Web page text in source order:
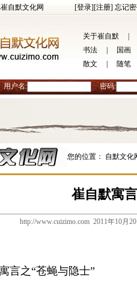
自默文化网 [登录][注册] 忘记密
关于崔自默
书法
国画
散文
随笔
用户名: 密码:
您的位置： 自默文化
崔自默寓
http://www.cuizimo.com 2011年10月
言之“苍蝇与隐士”